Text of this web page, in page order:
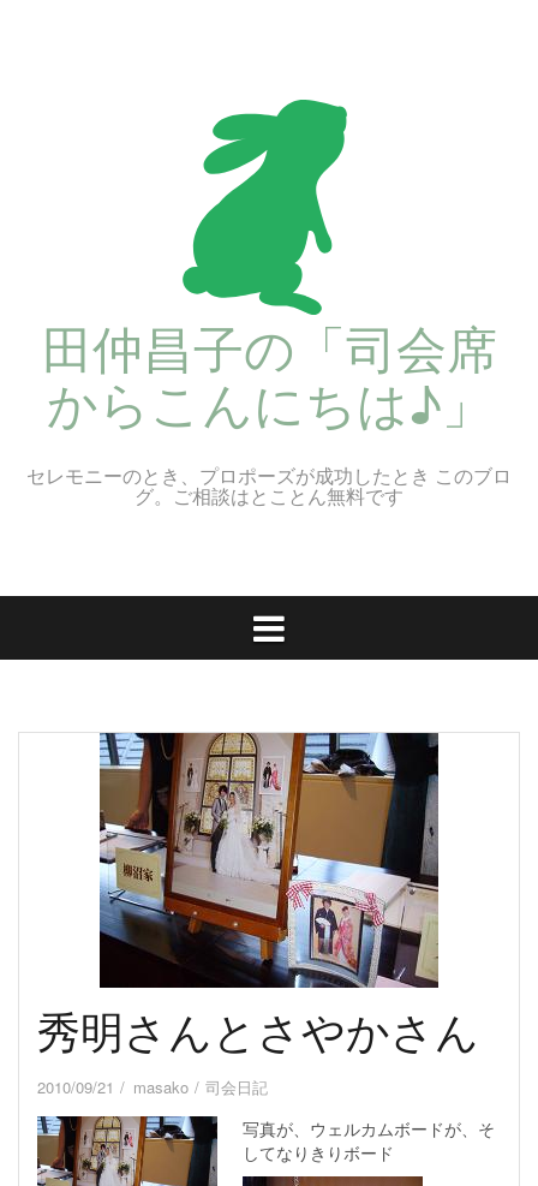
田仲昌子の「司会席
からこんにちは♪」
セレモニーのとき、プロポーズが成功したとき このブロ
グ。ご相談はとことん無料です
秀明さんとさやかさん
2010/09/21 masako 司会日記
写真が、ウェルカムボードが、そ
してなりきりボード